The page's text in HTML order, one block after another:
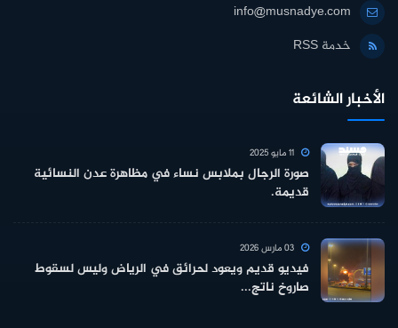
info@musnadye.com
خدمة RSS
الأخبار الشائعة
صورة الرجال بملابس نساء في مظاهرة عدن النسائية
قديمة.
فيديو قديم ويعود لحرائق في الرياض وليس لسقوط
صاروخ ناتج...